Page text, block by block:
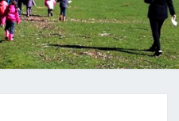
LES
PETITS
POTES
Association
D'accueil
De Loisirs